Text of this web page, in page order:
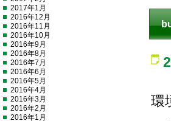
環
2017年1月
2016年12月
2016年11月
2016年10月
2016年9月
2016年8月
2016年7月
2016年6月
2016年5月
2016年4月
2016年3月
2016年2月
2016年1月